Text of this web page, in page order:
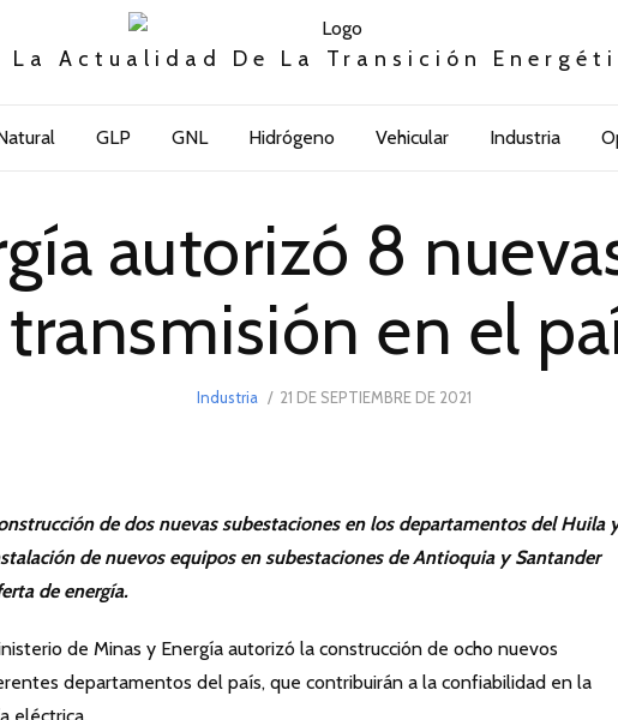
La Actualidad De La Transición
GLP GNL Hidrógeno Vehicular Industria
autorizó 8
transmisión en el
Industria
POSTED
21 DE SEPTIEMBRE DE 2021
de dos nuevas subestaciones en los departamentos del Huila
de nuevos equipos en subestaciones de Antioquia y Santander
de energía.
de Minas y Energía autorizó la construcción de ocho nuevos
departamentos del país, que contribuirán a la confiabilidad en la